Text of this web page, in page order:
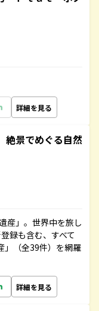
詳細を見る
景でめぐる自然
産」。世界中を旅し
録も含む、すべて
」（全39件）を網羅
詳細を見る